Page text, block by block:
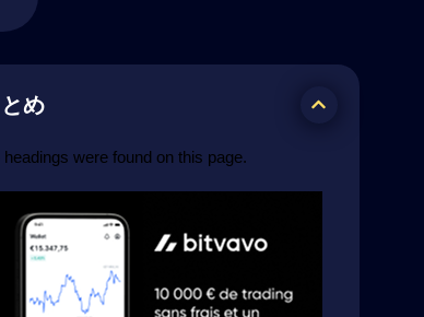
め
headings were found on this page.